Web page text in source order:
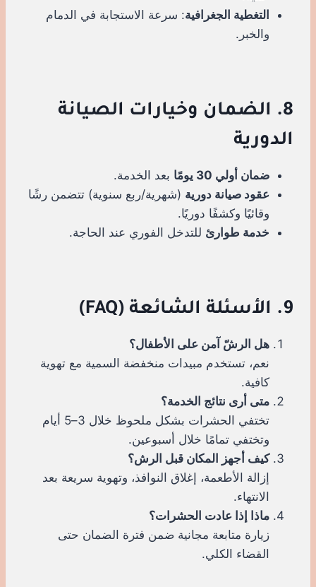
التغطية الجغرافية: سرعة الاستجابة في الدمام
والخبر.
8. الضمان وخيارات الصيانة
الدورية
ضمان أولي 30 يومًا
بعد الخدمة.
عقود صيانة دورية (شهرية/ربع سنوية) تتضمن رشًا
وقائيًا وكشفًا دوريًا.
خدمة طوارئ للتدخل الفوري عند الحاجة.
9. الأسئلة الشائعة (FAQ)
هل الرشّ آمن على الأطفال؟
نعم، تستخدم مبيدات منخفضة السمية مع تهوية
كافية.
متى أرى نتائج الخدمة؟
تختفي الحشرات بشكل ملحوظ خلال 3–5 أيام
وتختفي تمامًا خلال أسبوعين.
كيف أجهز المكان قبل الرش؟
إزالة الأطعمة، إغلاق النوافذ، وتهوية سريعة بعد
الانتهاء.
ماذا إذا عادت الحشرات؟
زيارة متابعة مجانية ضمن فترة الضمان حتى
القضاء الكلي.